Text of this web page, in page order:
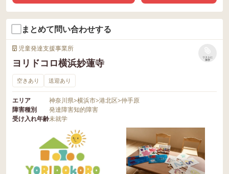
まとめて問い合わせする
児童発達支援事業所
ヨリドコロ横浜妙蓮寺
リストに
保存
空きあり 送迎あり
エリア 神奈川県>横浜市>港北区>仲手原
障害種別
発達障害知的障害
受け入れ年齢未就学